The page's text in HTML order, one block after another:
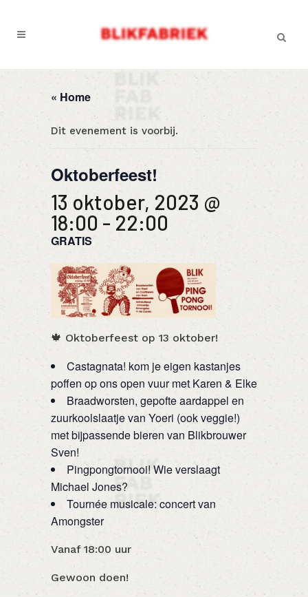
« Home
Dit evenement is voorbij.
Oktoberfeest!
13 oktober, 2023 @
18:00 - 22:00
GRATIS
🍁 Oktoberfeest op 13 oktober!
Castagnata! kom je eigen kastanjes
poffen op ons open vuur met Karen & Elke
Braadworsten, gepofte aardappel en
zuurkoolslaatje van Yoeri (ook veggie!)
met bijpassende bieren van Blikbrouwer
Sven!
Pingpongtornooi! Wie verslaagt
Michael Jones?
Tournée musicale: concert van
Amongster
Vanaf 18:00 uur
Gewoon doen!